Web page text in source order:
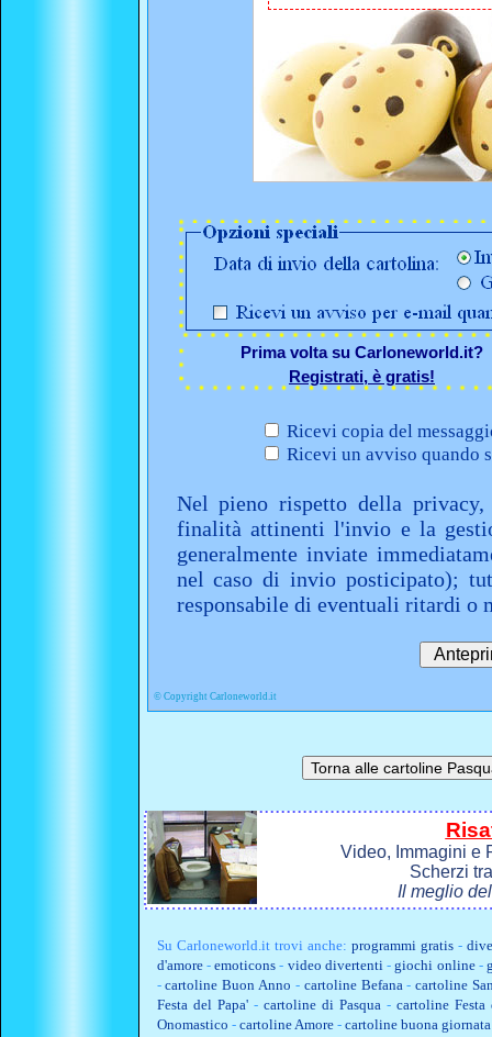
Prima volta su Carloneworld.it?
Registrati, è gratis!
Ricevi copia del
Ricevi un avviso quando
Nel pieno rispetto della
finalità attinenti l'invio e la
generalmente inviate
nel caso di invio posticipato);
responsabile di eventuali ritardi o
© Copyright Carloneworld.it
Video, Immagini e
Scherzi
Il meglio
Su Carloneworld.ittrovi anche: programmi gratis-
d'amore-emoticons - video divertenti-giochi online-
-cartoline Buon Anno - cartoline Befana-cartoline
Festa del Papa'- cartoline di Pasqua- cartoline Festa
Onomastico - cartoline Amore- cartoline buona giornata